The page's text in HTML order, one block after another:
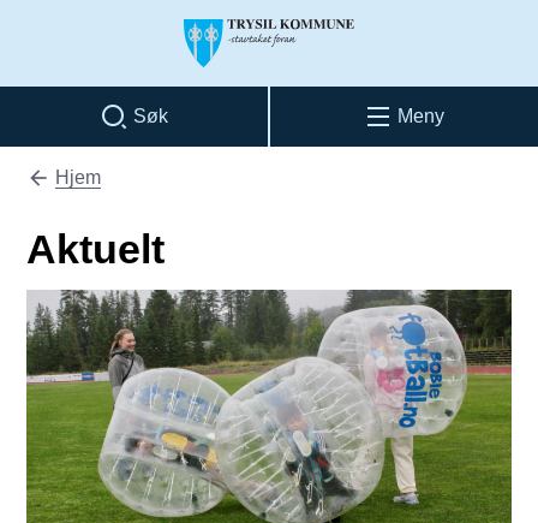
Trysil kommune
Søk Meny
Du er her:
Hjem
Aktuelt